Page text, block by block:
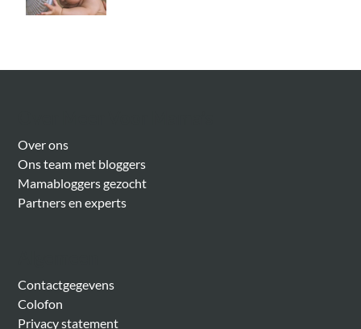
Over ons
Ons team met bloggers
Mamabloggers gezocht
Partners en experts
Contactgegevens
Colofon
Privacy statement